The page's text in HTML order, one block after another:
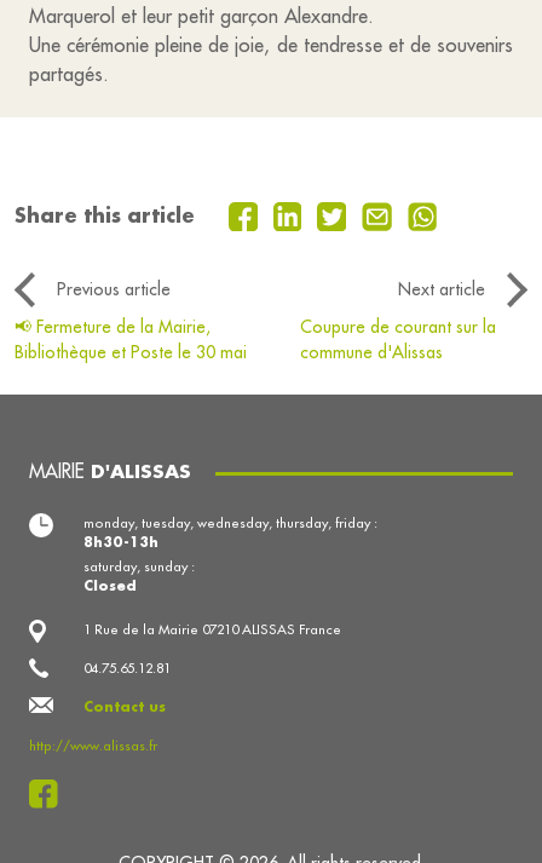
Marquerol et leur petit garçon Alexandre.
Une cérémonie pleine de joie, de tendresse et de souvenirs
partagés.
Share this article
Previous article
Next article
📢 Fermeture de la Mairie,
Bibliothèque et Poste le 30 mai
Coupure de courant sur la
commune d'Alissas
MAIRIE D'ALISSAS
1 Rue de la Mairie 07210 ALISSAS France
04.75.65.12.81
Contact us
http://www.alissas.fr
monday, tuesday, wednesday, thursday, friday :
8h30-13h
saturday, sunday :
Closed